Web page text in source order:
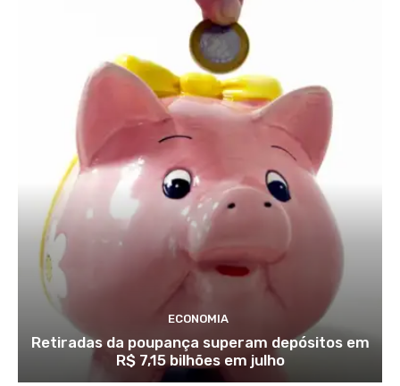
ECONOMIA
Retiradas da poupança superam depósitos em
R$ 7,15 bilhões em julho